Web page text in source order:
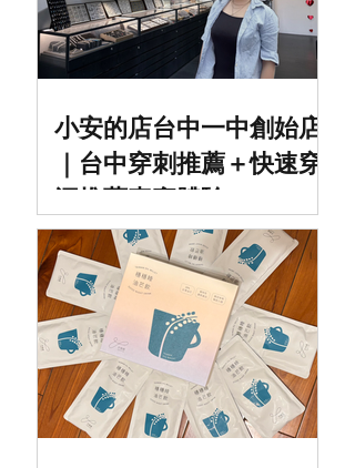
小安的店台中一中創始店
｜台中穿刺推薦＋快速穿
洞推薦真實體驗